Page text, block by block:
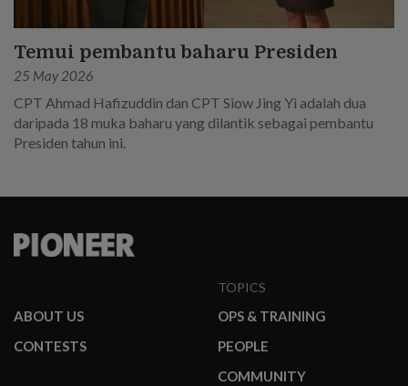
Temui pembantu baharu Presiden
25 May 2026
CPT Ahmad Hafizuddin dan CPT Siow Jing Yi adalah dua
daripada 18 muka baharu yang dilantik sebagai pembantu
Presiden tahun ini.
ABOUT US
CONTESTS
TOPICS
OPS & TRAINING
PEOPLE
COMMUNITY